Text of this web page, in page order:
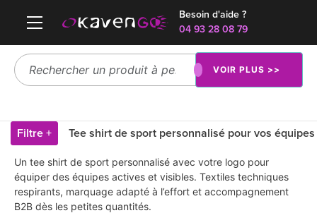
Besoin d'aide ?
04 93 28 08 79
VOIR PLUS >>
Filtre + Tee shirt de sport personnalisé pour vos équipes
Un tee shirt de sport personnalisé avec votre logo pour
équiper des équipes actives et visibles. Textiles techniques
respirants, marquage adapté à l’effort et accompagnement
B2B dès les petites quantités.